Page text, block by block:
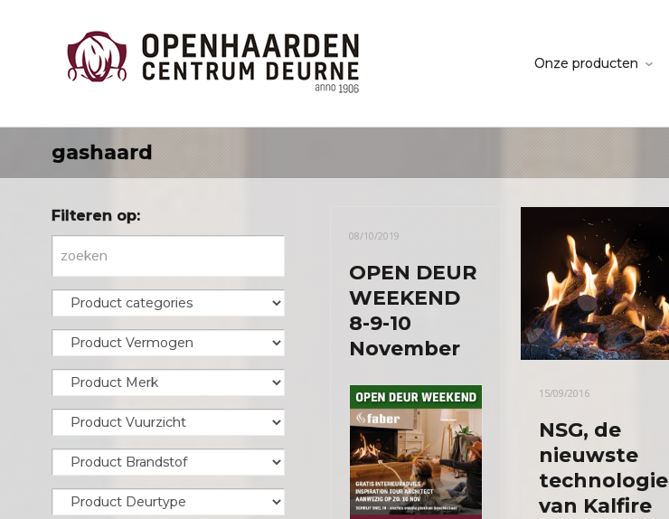
Onze producten
gashaard
Filteren op:
08/10/2019
OPEN DEUR
WEEKEND
8-9-10
November
15/09/2016
NSG, de
nieuwste
technologie
van Kalfire